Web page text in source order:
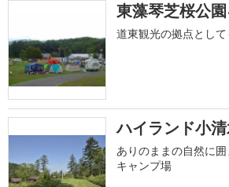
東藻琴芝桜公
道東観光の拠点とし
ハイランド小
ありのままの自然に
キャンプ場